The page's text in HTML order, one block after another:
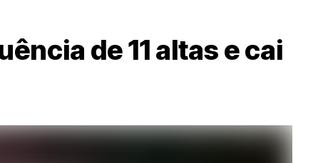
de 11 altas e cai